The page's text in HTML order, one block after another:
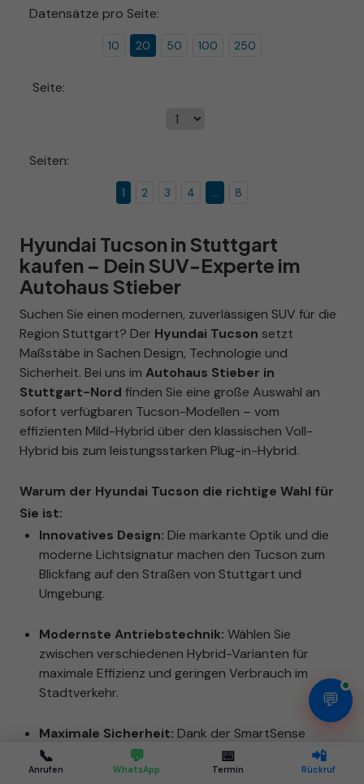
Datensätze pro Seite:
10 20 50 100 250
Seite:
Seiten:
1 2 3 4 ... 8
Hyundai Tucson in Stuttgart
kaufen – Dein SUV-Experte im
Autohaus Stieber
Suchen Sie einen modernen, zuverlässigen SUV für die
Region Stuttgart? Der Hyundai Tucson setzt
Maßstäbe in Sachen Design, Technologie und
Sicherheit. Bei uns im Autohaus Stieber in
Stuttgart-Nord finden Sie eine große Auswahl an
sofort verfügbaren Tucson-Modellen – vom
effizienten Mild-Hybrid über den klassischen Voll-
Hybrid bis zum leistungsstarken Plug-in-Hybrid.
Warum der Hyundai Tucson die richtige Wahl für
Sie ist:
Innovatives Design: Die markante Optik und die
moderne Lichtsignatur machen den Tucson zum
Blickfang auf den Straßen von Stuttgart und
Umgebung.
Modernste Antriebstechnik: Wählen Sie
zwischen verschiedenen Hybrid-Varianten für
maximale Effizienz und geringen Verbrauch im
Stadtverkehr.
Maximale Sicherheit: Dank der SmartSense
Assistenzsysteme fahren Sie und Ihre Familie im
Hyundai Tucson immer auf höchstem
📞
Anrufen
💬
WhatsApp
📅
Termin
📲
Rückruf
💬